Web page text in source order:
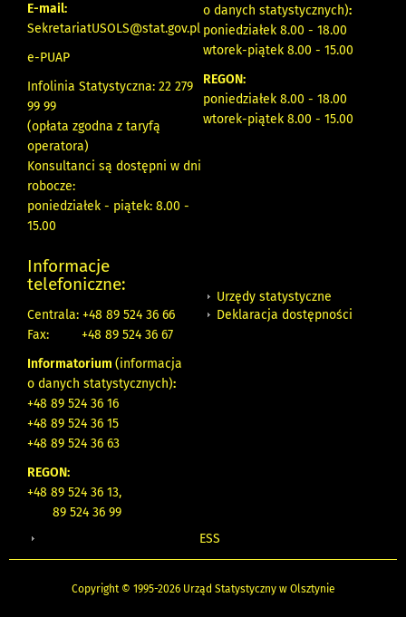
E-mail:
SekretariatUSOLS@stat.gov.pl
e-PUAP
Infolinia Statystyczna: 22 279
99 99
(opłata zgodna z taryfą
operatora)
Konsultanci są dostępni w dni
robocze:
poniedziałek - piątek: 8.00 -
15.00
o danych statystycznych):
poniedziałek 8.00 - 18.00
wtorek-piątek 8.00 - 15.00
REGON:
poniedziałek 8.00 - 18.00
wtorek-piątek 8.00 - 15.00
Informacje
telefoniczne:
Centrala: +48 89 524 36 66
Fax:
+48 89 524 36 67
Informatorium (informacja
o danych statystycznych):
+48 89 524 36 16
+48 89 524 36 15
+48 89 524 36 63
REGON:
+48 89 524 36 13,
89 524 36 99
Urzędy statystyczne
Deklaracja dostępności
ESS
Copyright © 1995-2026 Urząd Statystyczny w Olsztynie